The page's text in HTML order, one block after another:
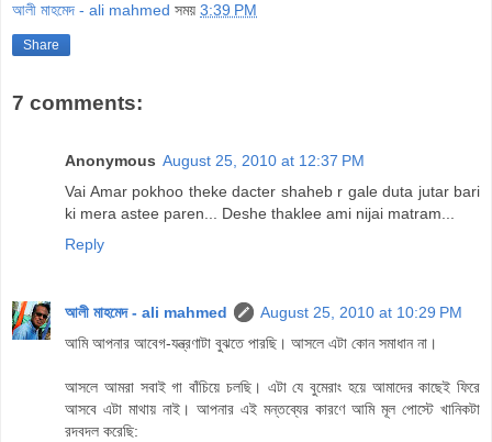
আলী মাহমেদ - ali mahmed সময় 3:39 PM
Share
7 comments:
Anonymous August 25, 2010 at 12:37 PM
Vai Amar pokhoo theke dacter shaheb r gale duta jutar bari
ki mera astee paren... Deshe thaklee ami nijai matram...
Reply
আলী মাহমেদ - ali mahmed
August 25, 2010 at 10:29 PM
আমি আপনার আবেগ-যন্ত্রণাটা বুঝতে পারছি। আসলে এটা কোন সমাধান না।
আসলে আমরা সবাই গা বাঁচিয়ে চলছি। এটা যে বুমেরাং হয়ে আমাদের কাছেই ফিরে
আসবে এটা মাথায় নাই। আপনার এই মন্তব্যের কারণে আমি মূল পোস্টে খানিকটা
রদবদল করেছি: